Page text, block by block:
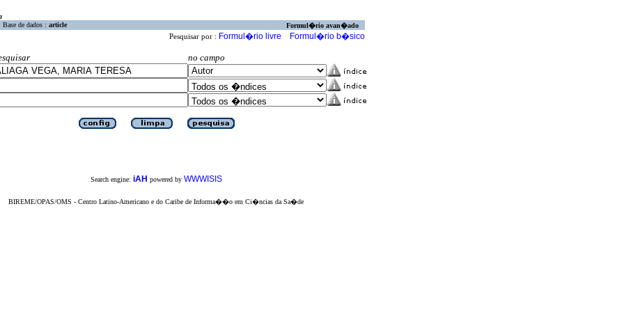
Base de dados : article Formul�rio avan�ado
Pesquisar por : Formul�rio livre Formul�rio b�sico
no campo
Search engine: iAH powered by WWWISIS
BIREME/OPAS/OMS - Centro Latino-Americano e do Caribe de Informa��o em Ci�ncias da Sa�de